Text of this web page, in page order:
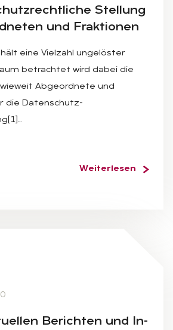
Stel­lung
und Frak­tio­nen
eine Vielzahl ungelöster
betrachtet wird dabei die
Abgeordnete und
die Datenschutz-
Weiterlesen
Be­rich­ten und In­